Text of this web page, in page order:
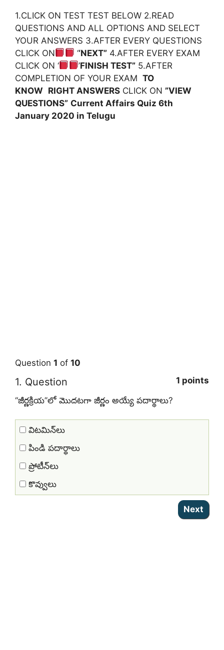
1.CLICK ON TEST TEST BELOW 2.READ
QUESTIONS AND ALL OPTIONS AND SELECT
YOUR ANSWERS 3.AFTER EVERY QUESTIONS
CLICK ON
‘‘NEXT”4.AFTER EVERY EXAM
CLICK ON ‘
’FINISH TEST”5.AFTER
COMPLETION OF YOUR EXAM TO
KNOW RIGHT ANSWERS CLICK ON ”VIEW
QUESTIONS” Current Affairs Quiz 6th
January 2020 in Telugu
Question 1 of 10
1. Question
1 points
‘‘జీర్ణక్రియ’’లో మొదటగా జీర్ణం అయ్యే పదార్థాలు?
విటమిన్‌లు
పిండి పదార్థాలు
ప్రోటీన్‌లు
కొవ్వులు